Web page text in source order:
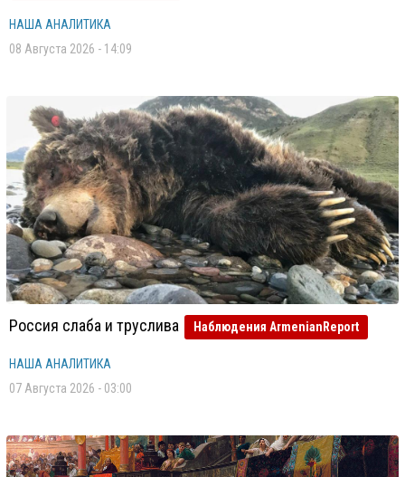
НАША АНАЛИТИКА
08 Августа 2026 - 14:09
Россия слаба и труслива Наблюдения ArmenianReport
НАША АНАЛИТИКА
07 Августа 2026 - 03:00